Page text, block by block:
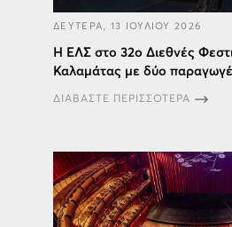
ΔΕΥΤΕΡΑ, 13 ΙΟΥΛΙΟΥ 2026
Η ΕΛΣ στο 32ο Διεθνές
Καλαμάτας με δύο
ΔΙΑΒΑΣΤΕ ΠΕΡΙΣΣΟΤΕΡΑ